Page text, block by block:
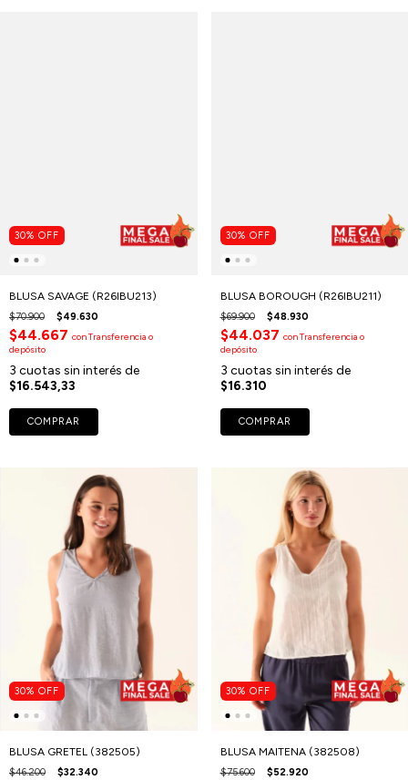
30% OFF
BLUSA SAVAGE (R26IBU213)
$70.900 $49.630
$44.667 conTransferencia o
depósito
3 cuotas sin interés de
$16.543,33
COMPRAR
30% OFF
BLUSA BOROUGH (R26IBU211)
$69.900 $48.930
$44.037 conTransferencia o
depósito
3 cuotas sin interés de
$16.310
COMPRAR
30% OFF
BLUSA GRETEL (382505)
$46.200 $32.340
30% OFF
BLUSA MAITENA (382508)
$75.600 $52.920